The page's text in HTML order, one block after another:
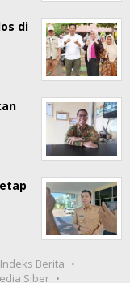
di
Indeks Berita
Siber